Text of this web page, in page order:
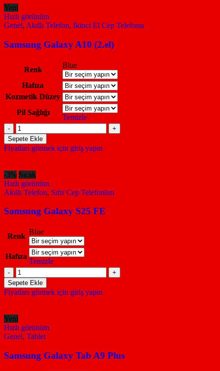
Yeni
Hızlı görünüm
Genel, Akıllı Telefon, İkinci El Cep Telefonu
Samsung Galaxy A10 (2.el)
Renk
Blue
Hafıza
Kozmetik Düzey
Pil Sağlığı
Temizle
Samsung
Galaxy
A10
(2.el)
Sepete Ekle
Fiyatları görmek için giriş yapın
-3% Sıcak
Hızlı görünüm
Akıllı Telefon, Sıfır Cep Telefonları
Samsung Galaxy S25 FE
Renk
Blue
Hafıza
Temizle
Samsung
Galaxy
S25
FE
Sepete Ekle
Fiyatları görmek için giriş yapın
Yeni
Hızlı görünüm
Genel, Tablet
Samsung Galaxy Tab A9 Plus